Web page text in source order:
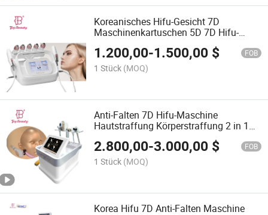
Koreanisches Hifu-Gesicht 7D
Maschinenkartuschen 5D 7D Hifu-
1.200,00-1.500,00 $ FOB
1 Stück (MOQ)
Anti-Falten 7D Hifu-Maschine
Hautstraffung Körperstraffung 2 in 1
2.800,00-3.000,00 $ FOB
1 Stück (MOQ)
Korea Hifu 7D Anti-Falten Maschine